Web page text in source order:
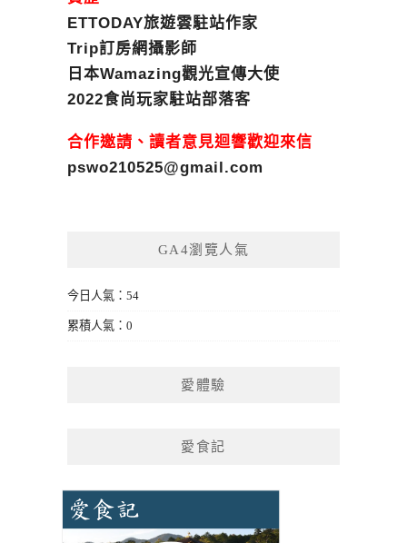
ETTODAY旅遊雲駐站作家
Trip訂房網攝影師
日本Wamazing觀光宣傳大使
2022食尚玩家駐站部落客
合作邀請、讀者意見迴響歡迎來信
pswo210525@gmail.com
GA4瀏覽人氣
今日人氣：54
累積人氣：0
愛體驗
愛食記